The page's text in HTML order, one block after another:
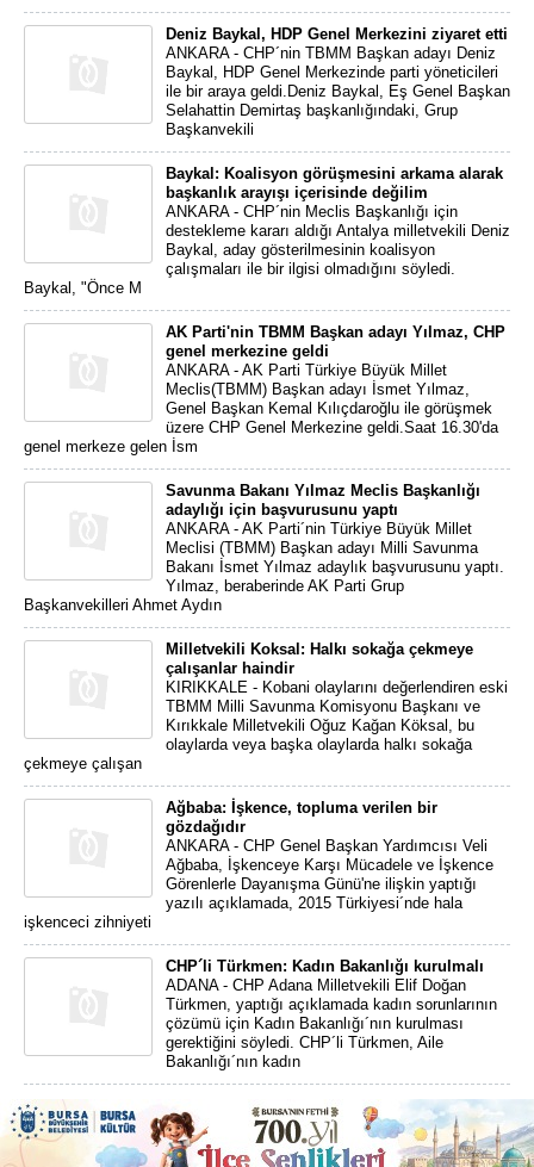
Deniz Baykal, HDP Genel Merkezini ziyaret etti
ANKARA - CHP´nin TBMM Başkan adayı Deniz
Baykal, HDP Genel Merkezinde parti yöneticileri
ile bir araya geldi.Deniz Baykal, Eş Genel Başkan
Selahattin Demirtaş başkanlığındaki, Grup
Başkanvekili
Baykal: Koalisyon görüşmesini arkama alarak
başkanlık arayışı içerisinde değilim
ANKARA - CHP´nin Meclis Başkanlığı için
destekleme kararı aldığı Antalya milletvekili Deniz
Baykal, aday gösterilmesinin koalisyon
çalışmaları ile bir ilgisi olmadığını söyledi.
Baykal, "Önce M
AK Parti'nin TBMM Başkan adayı Yılmaz, CHP
genel merkezine geldi
ANKARA - AK Parti Türkiye Büyük Millet
Meclis(TBMM) Başkan adayı İsmet Yılmaz,
Genel Başkan Kemal Kılıçdaroğlu ile görüşmek
üzere CHP Genel Merkezine geldi.Saat 16.30'da
genel merkeze gelen İsm
Savunma Bakanı Yılmaz Meclis Başkanlığı
adaylığı için başvurusunu yaptı
ANKARA - AK Parti´nin Türkiye Büyük Millet
Meclisi (TBMM) Başkan adayı Milli Savunma
Bakanı İsmet Yılmaz adaylık başvurusunu yaptı.
Yılmaz, beraberinde AK Parti Grup
Başkanvekilleri Ahmet Aydın
Milletvekili Koksal: Halkı sokağa çekmeye
çalışanlar haindir
KIRIKKALE - Kobani olaylarını değerlendiren eski
TBMM Milli Savunma Komisyonu Başkanı ve
Kırıkkale Milletvekili Oğuz Kağan Köksal, bu
olaylarda veya başka olaylarda halkı sokağa
çekmeye çalışan
Ağbaba: İşkence, topluma verilen bir
gözdağıdır
ANKARA - CHP Genel Başkan Yardımcısı Veli
Ağbaba, İşkenceye Karşı Mücadele ve İşkence
Görenlerle Dayanışma Günü'ne ilişkin yaptığı
yazılı açıklamada, 2015 Türkiyesi´nde hala
işkenceci zihniyeti
CHP´li Türkmen: Kadın Bakanlığı kurulmalı
ADANA - CHP Adana Milletvekili Elif Doğan
Türkmen, yaptığı açıklamada kadın sorunlarının
çözümü için Kadın Bakanlığı´nın kurulması
gerektiğini söyledi. CHP´li Türkmen, Aile
Bakanlığı´nın kadın